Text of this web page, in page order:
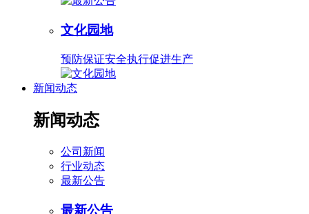
文化园地
预防保证安全执行促进生产
新闻动态
新闻动态
公司新闻
行业动态
最新公告
最新公告